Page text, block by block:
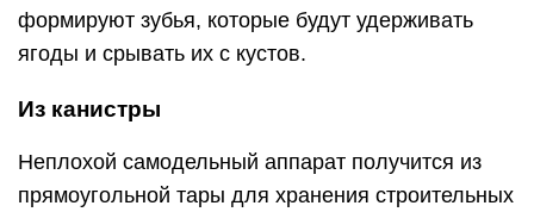
формируют зубья, которые будут удерживать
ягоды и срывать их с кустов.
Из канистры
Неплохой самодельный аппарат получится из
прямоугольной тары для хранения строительных